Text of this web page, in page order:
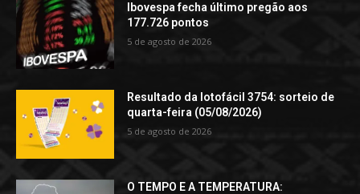
Ibovespa fecha último pregão aos
177.726 pontos
5 de agosto de 2026
Resultado da lotofácil 3754: sorteio de
quarta-feira (05/08/2026)
5 de agosto de 2026
O TEMPO E A TEMPERATURA: